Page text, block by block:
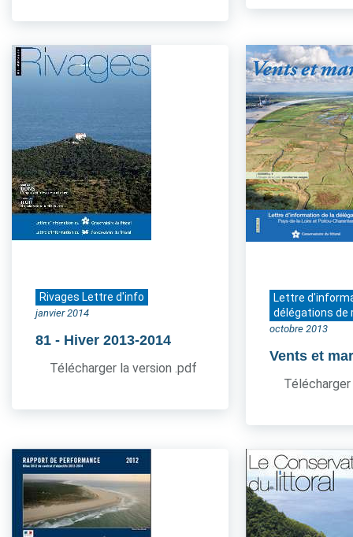
Rivages Lettre d'info
janvier 2014
81 - Hiver 2013-2014
Télécharger la version .pdf
Lettre
délégations de
octobre 2013
Vents et